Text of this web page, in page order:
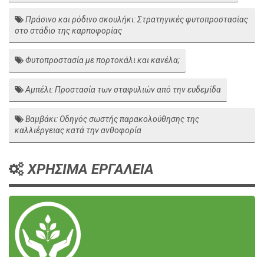
Πράσινο και ρόδινο σκουλήκι: Στρατηγικές φυτοπροστασίας
στο στάδιο της καρποφορίας
Φυτοπροστασία με πορτοκάλι και κανέλα;
Αμπέλι: Προστασία των σταφυλιών από την ευδεμίδα
Βαμβάκι: Οδηγός σωστής παρακολούθησης της
καλλιέργειας κατά την ανθοφορία
ΧΡΗΣΙΜΑ ΕΡΓΑΛΕΙΑ